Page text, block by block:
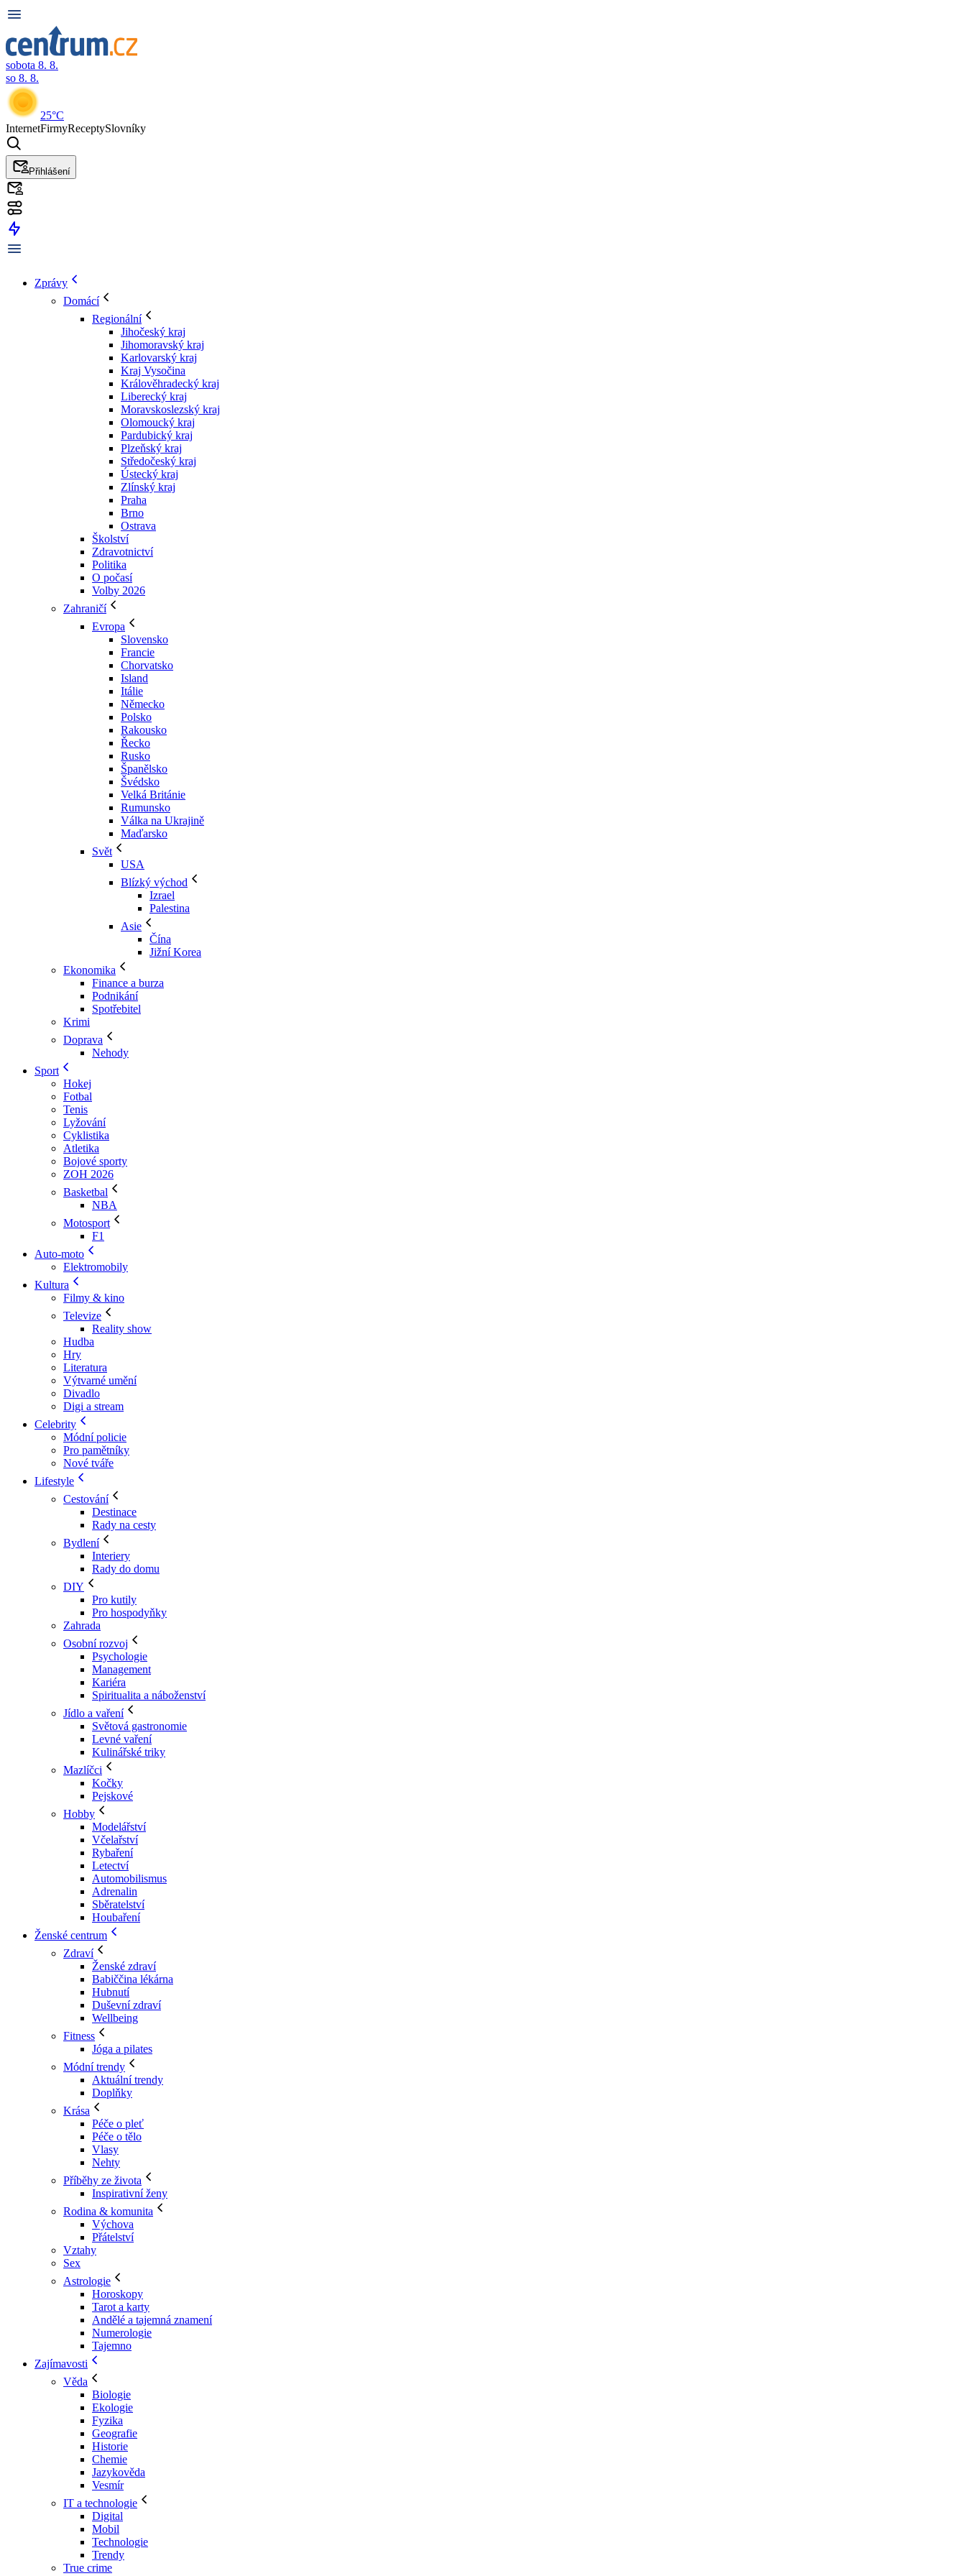
sobota 8. 8.
so 8. 8.
25°C
InternetFirmyReceptySlovníky
Přihlášení
Zprávy
Domácí
Regionální
Jihočeský kraj
Jihomoravský kraj
Karlovarský kraj
Kraj Vysočina
Králověhradecký kraj
Liberecký kraj
Moravskoslezský kraj
Olomoucký kraj
Pardubický kraj
Plzeňský kraj
Středočeský kraj
Ústecký kraj
Zlínský kraj
Praha
Brno
Ostrava
Školství
Zdravotnictví
Politika
O počasí
Volby 2026
Zahraničí
Evropa
Slovensko
Francie
Chorvatsko
Island
Itálie
Německo
Polsko
Rakousko
Řecko
Rusko
Španělsko
Švédsko
Velká Británie
Rumunsko
Válka na Ukrajině
Maďarsko
Svět
USA
Blízký východ
Izrael
Palestina
Asie
Čína
Jižní Korea
Ekonomika
Finance a burza
Podnikání
Spotřebitel
Krimi
Doprava
Nehody
Sport
Hokej
Fotbal
Tenis
Lyžování
Cyklistika
Atletika
Bojové sporty
ZOH 2026
Basketbal
NBA
Motosport
F1
Auto-moto
Elektromobily
Kultura
Filmy & kino
Televize
Reality show
Hudba
Hry
Literatura
Výtvarné umění
Divadlo
Digi a stream
Celebrity
Módní policie
Pro pamětníky
Nové tváře
Lifestyle
Cestování
Destinace
Rady na cesty
Bydlení
Interiery
Rady do domu
DIY
Pro kutily
Pro hospodyňky
Zahrada
Osobní rozvoj
Psychologie
Management
Kariéra
Spiritualita a náboženství
Jídlo a vaření
Světová gastronomie
Levné vaření
Kulinářské triky
Mazlíčci
Kočky
Pejskové
Hobby
Modelářství
Včelařství
Rybaření
Letectví
Automobilismus
Adrenalin
Sběratelství
Houbaření
Ženské centrum
Zdraví
Ženské zdraví
Babiččina lékárna
Hubnutí
Duševní zdraví
Wellbeing
Fitness
Jóga a pilates
Módní trendy
Aktuální trendy
Doplňky
Krása
Péče o pleť
Péče o tělo
Vlasy
Nehty
Příběhy ze života
Inspirativní ženy
Rodina & komunita
Výchova
Přátelství
Vztahy
Sex
Astrologie
Horoskopy
Tarot a karty
Andělé a tajemná znamení
Numerologie
Tajemno
Zajímavosti
Věda
Biologie
Ekologie
Fyzika
Geografie
Historie
Chemie
Jazykověda
Vesmír
IT a technologie
Digital
Mobil
Technologie
Trendy
True crime